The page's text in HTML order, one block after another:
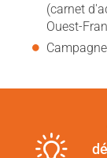
(carnet
Ouest-